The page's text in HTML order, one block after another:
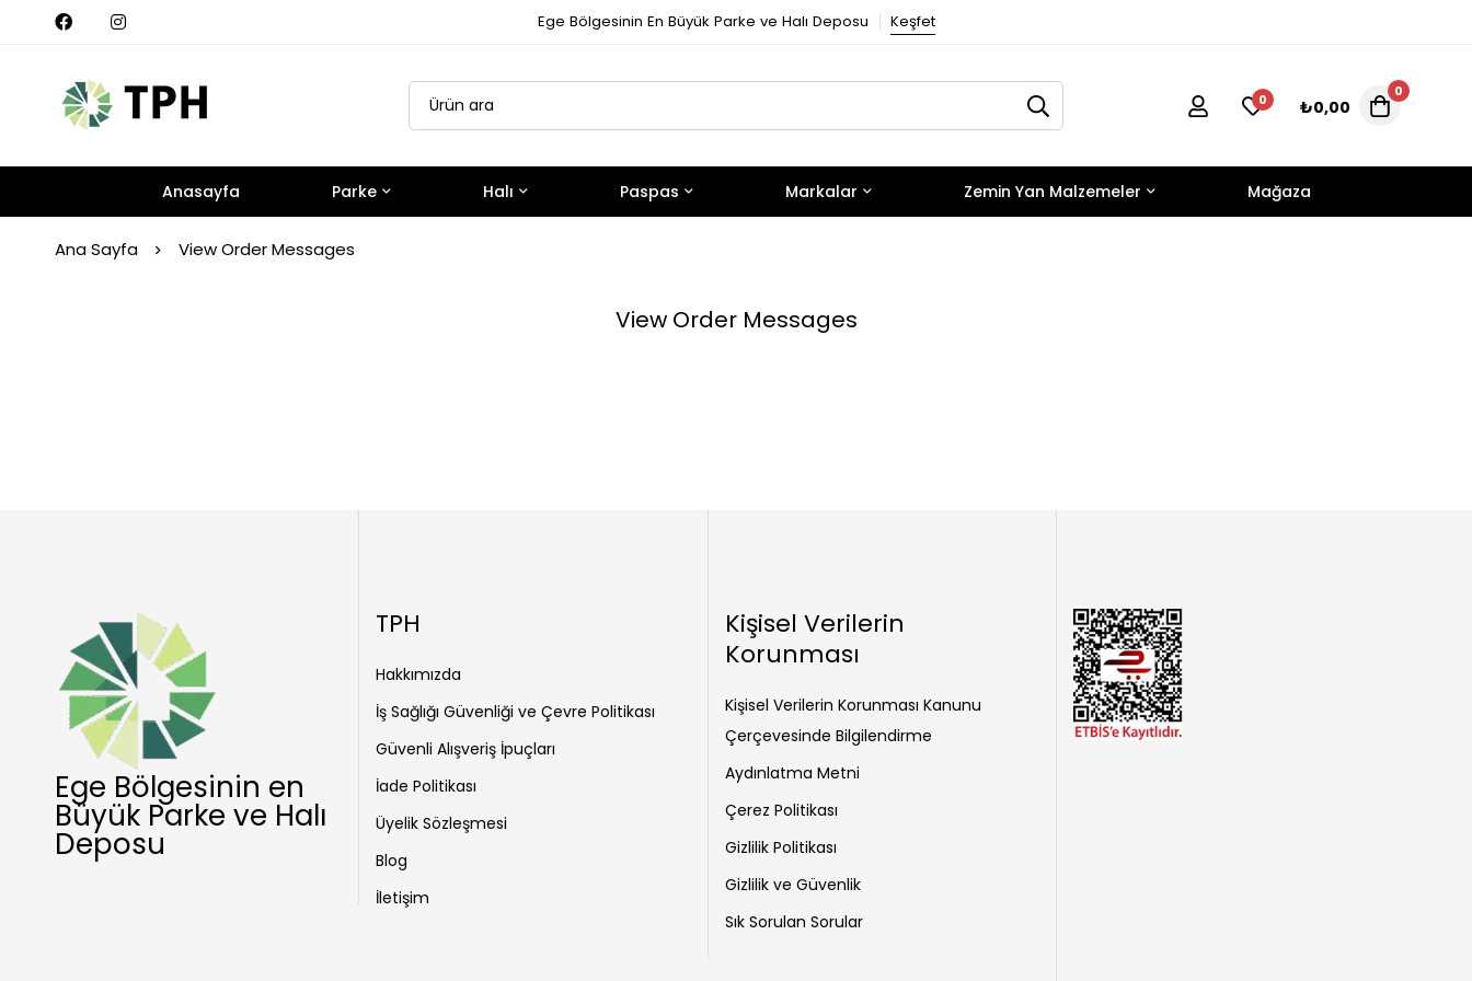
Ege Bölgesinin En Büyük Parke ve Halı Deposu Keşfet
0 ₺0,00
0
Anasayfa Parke Halı Paspas Markalar Zemin Yan Malzemeler Mağaza
Ana Sayfa View Order Messages
View Order Messages
Ege Bölgesinin en
Büyük Parke ve Halı
Deposu
TPH
Hakkımızda
İş Sağlığı Güvenliği ve Çevre Politikası
Güvenli Alışveriş İpuçları
İade Politikası
Üyelik Sözleşmesi
Blog
İletişim
Kişisel Verilerin
Korunması
Kişisel Verilerin Korunması Kanunu
Çerçevesinde Bilgilendirme
Aydınlatma Metni
Çerez Politikası
Gizlilik Politikası
Gizlilik ve Güvenlik
Sık Sorulan Sorular